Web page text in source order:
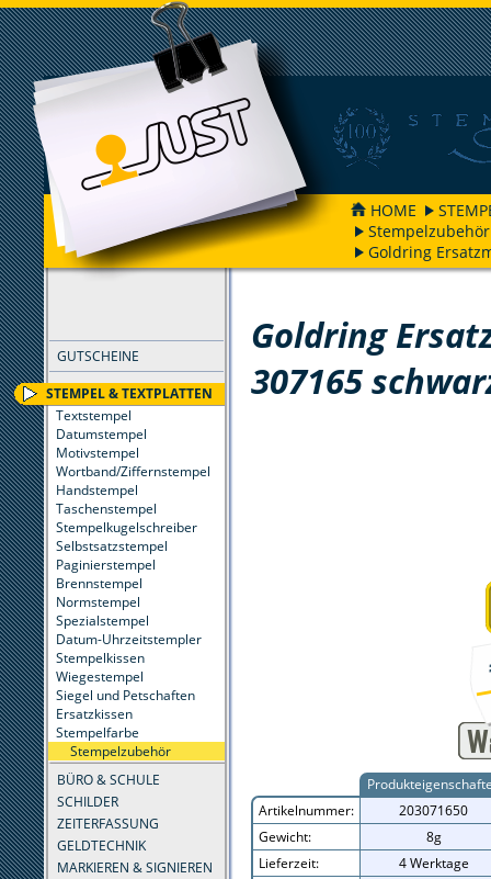
HOME
Stempelzubehör
Goldring
GUTSCHEINE
STEMPEL & TEXTPLATTEN
Textstempel
Datumstempel
Motivstempel
Wortband/Ziffernstempel
Handstempel
Taschenstempel
Stempelkugelschreiber
Selbstsatzstempel
Paginierstempel
Brennstempel
Normstempel
Spezialstempel
Datum-Uhrzeitstempler
Stempelkissen
Wiegestempel
Siegel und Petschaften
Ersatzkissen
Stempelfarbe
Stempelzubehör
BÜRO & SCHULE
SCHILDER
ZEITERFASSUNG
GELDTECHNIK
MARKIEREN & SIGNIEREN
Goldring
307165
Artikelnummer:
203071650
Gewicht:
8g
Lieferzeit:
4 Werktage